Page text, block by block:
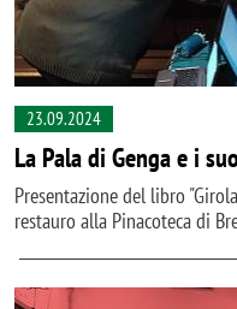
23.09.2024
La Pala di Genga e i
Presentazione del libro
restauro alla Pinacoteca di